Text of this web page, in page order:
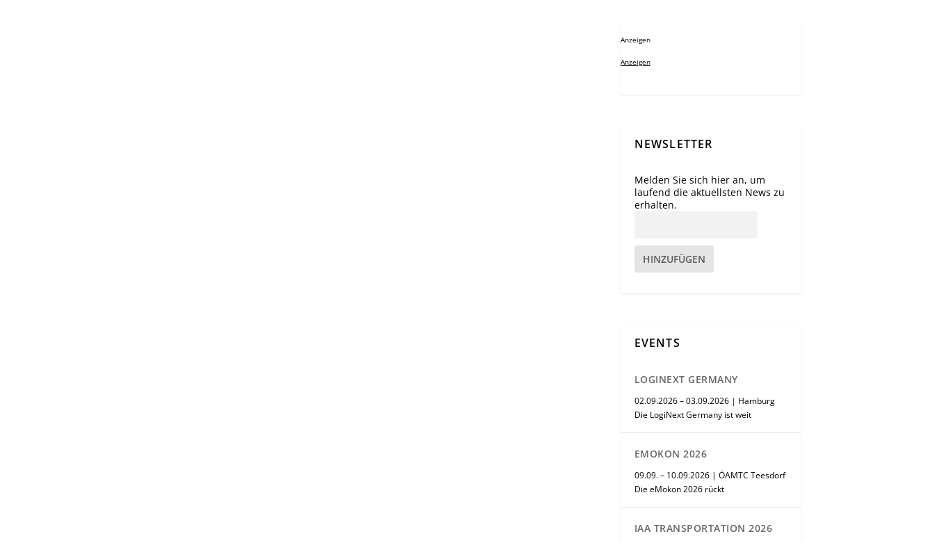
Anzeigen
Anzeigen
NEWSLETTER
Melden Sie sich hier an, um
laufend die aktuellsten News zu
erhalten.
HINZUFÜGEN
EVENTS
LOGINEXT GERMANY
02.09.2026 – 03.09.2026 | Hamburg
Die LogiNext Germany ist weit
EMOKON 2026
09.09. – 10.09.2026 | ÖAMTC Teesdorf
Die eMokon 2026 rückt
IAA TRANSPORTATION 2026